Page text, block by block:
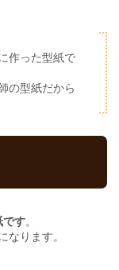
作った型紙で
の型紙だから
です。
なります。